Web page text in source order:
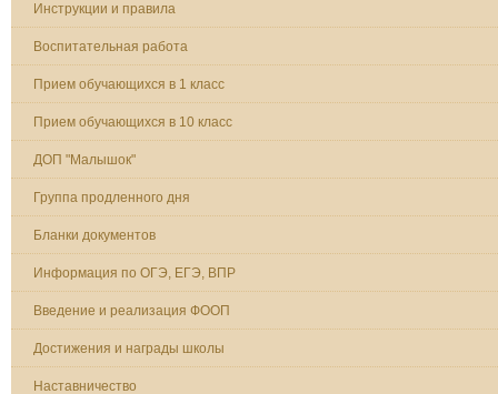
Инструкции и правила
Воспитательная работа
Прием обучающихся в 1 класс
Прием обучающихся в 10 класс
ДОП "Малышок"
Группа продленного дня
Бланки документов
Информация по ОГЭ, ЕГЭ, ВПР
Введение и реализация ФООП
Достижения и награды школы
Наставничество